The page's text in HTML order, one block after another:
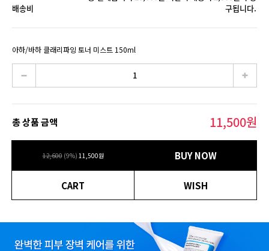
배송비
구됩니다.
아하/바하 클래리파잉 토너 미스트 150ml
총 상품 금액 11,500원
12,600 (9%) 11,500원 BUY NOW
CART WISH